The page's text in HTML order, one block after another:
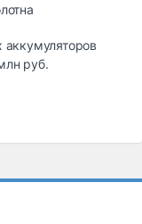
аккумуляторов
руб.